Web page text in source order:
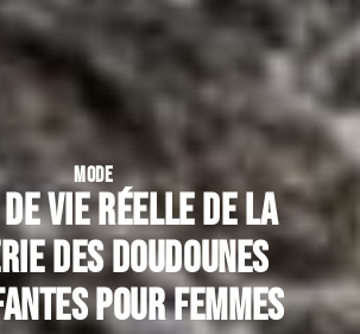
MODE
de vie réelle de la
des doudounes
pour femmes